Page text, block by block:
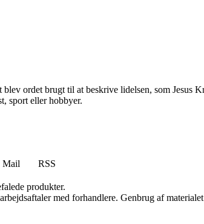
ordet brugt til at beskrive lidelsen, som Jesus
sport eller hobbyer.
Mail
RSS
produkter.
med forhandlere. Genbrug af